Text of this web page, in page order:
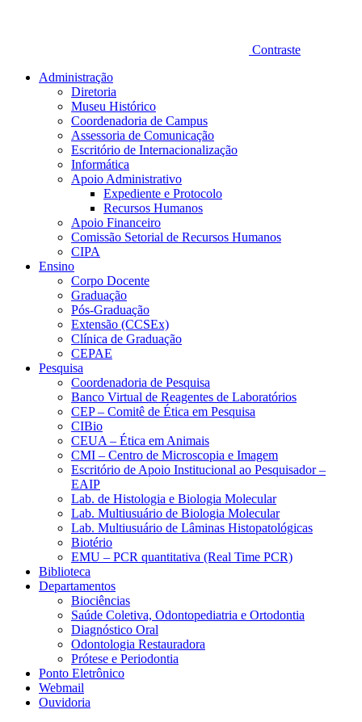
Contraste
Administração
Diretoria
Museu Histórico
Coordenadoria de Campus
Assessoria de Comunicação
Escritório de Internacionalização
Informática
Apoio Administrativo
Expediente e Protocolo
Recursos Humanos
Apoio Financeiro
Comissão Setorial de Recursos Humanos
CIPA
Ensino
Corpo Docente
Graduação
Pós-Graduação
Extensão (CCSEx)
Clínica de Graduação
CEPAE
Pesquisa
Coordenadoria de Pesquisa
Banco Virtual de Reagentes de Laboratórios
CEP – Comitê de Ética em Pesquisa
CIBio
CEUA – Ética em Animais
CMI – Centro de Microscopia e Imagem
Escritório de Apoio Institucional ao Pesquisador –
EAIP
Lab. de Histologia e Biologia Molecular
Lab. Multiusuário de Biologia Molecular
Lab. Multiusuário de Lâminas Histopatológicas
Biotério
EMU – PCR quantitativa (Real Time PCR)
Biblioteca
Departamentos
Biociências
Saúde Coletiva, Odontopediatria e Ortodontia
Diagnóstico Oral
Odontologia Restauradora
Prótese e Periodontia
Ponto Eletrônico
Webmail
Ouvidoria